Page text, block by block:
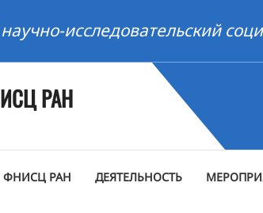
исследовательский
РАН
ФНИСЦ РАН ДЕЯТЕЛЬНОСТЬ